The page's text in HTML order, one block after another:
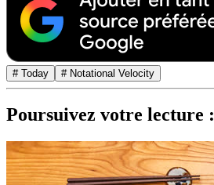
# Today # Notational Velocity
Poursuivez votre lecture :